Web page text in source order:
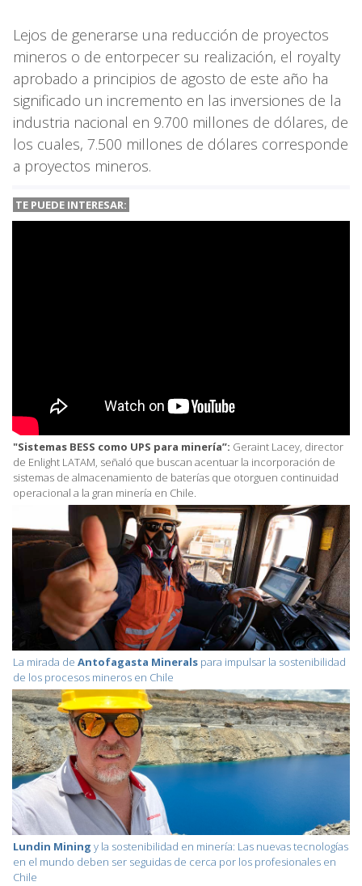
Lejos de generarse una reducción de proyectos
mineros o de entorpecer su realización, el royalty
aprobado a principios de agosto de este año ha
significado un incremento en las inversiones de la
industria nacional en 9.700 millones de dólares, de
los cuales, 7.500 millones de dólares corresponde
a proyectos mineros.
TE PUEDE INTERESAR:
"Sistemas BESS como UPS para minería”: Geraint Lacey, director
de Enlight LATAM, señaló que buscan acentuar la incorporación de
sistemas de almacenamiento de baterías que otorguen continuidad
operacional a la gran minería en Chile.
La mirada de Antofagasta Minerals para impulsar la sostenibilidad
de los procesos mineros en Chile
Lundin Mining y la sostenibilidad en minería: Las nuevas tecnologías
en el mundo deben ser seguidas de cerca por los profesionales en
Chile